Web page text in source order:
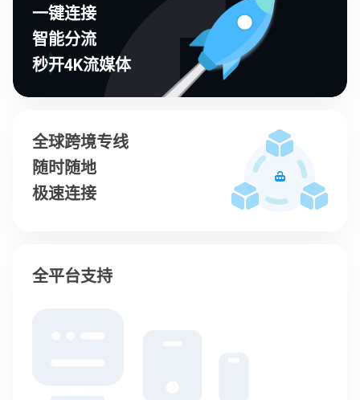
一键连接
智能分流
秒开4K流媒体
全球跨境专线
随时随地
极速连接
全平台支持